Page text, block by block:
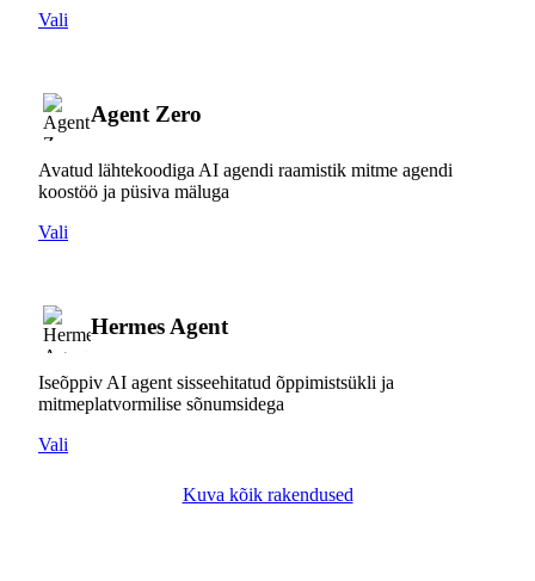
Vali
Agent Zero
Avatud lähtekoodiga AI agendi raamistik mitme agendi
koostöö ja püsiva mäluga
Vali
Hermes Agent
Iseõppiv AI agent sisseehitatud õppimistsükli ja
mitmeplatvormilise sõnumsidega
Vali
Kuva kõik rakendused